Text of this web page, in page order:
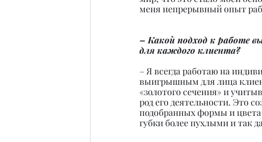
меня непрерывный опыт
– Какой подход к работе
для каждого клиента?
– Я всегда работаю на
выигрышным для лица
«золотого сечения» и
род его деятельности. Это
подобранных формы и цвета
губки более пухлыми и так